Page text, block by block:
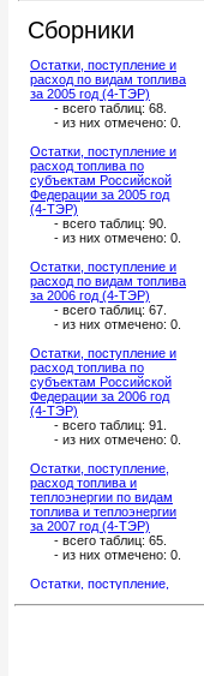
Сборники
Остатки, поступление и
расход по видам топлива
за 2005 год (4-ТЭР)
- всего таблиц: 68.
- из них отмечено: 0
Остатки, поступление и
расход топлива по
субъектам Российской
Федерации за 2005 год
(4-ТЭР)
- всего таблиц: 90.
- из них отмечено: 0
Остатки, поступление и
расход по видам топлива
за 2006 год (4-ТЭР)
- всего таблиц: 67.
- из них отмечено: 0
Остатки, поступление и
расход топлива по
субъектам Российской
Федерации за 2006 год
(4-ТЭР)
- всего таблиц: 91.
- из них отмечено: 0
Остатки, поступление,
расход топлива и
теплоэнергии по видам
топлива и теплоэнергии
за 2007 год (4-ТЭР)
- всего таблиц: 65.
- из них отмечено: 0
Остатки, поступление,